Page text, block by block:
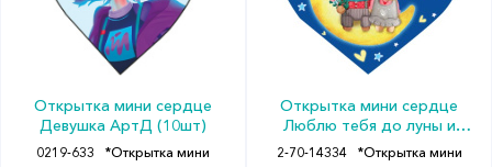
Открытка мини сердце
Девушка АртД (10шт)
0219-633 *Открытка мини
Открытка мини сердце
Люблю тебя до луны и
обратно МирО (20шт)
2-70-14334 *Открытка мини